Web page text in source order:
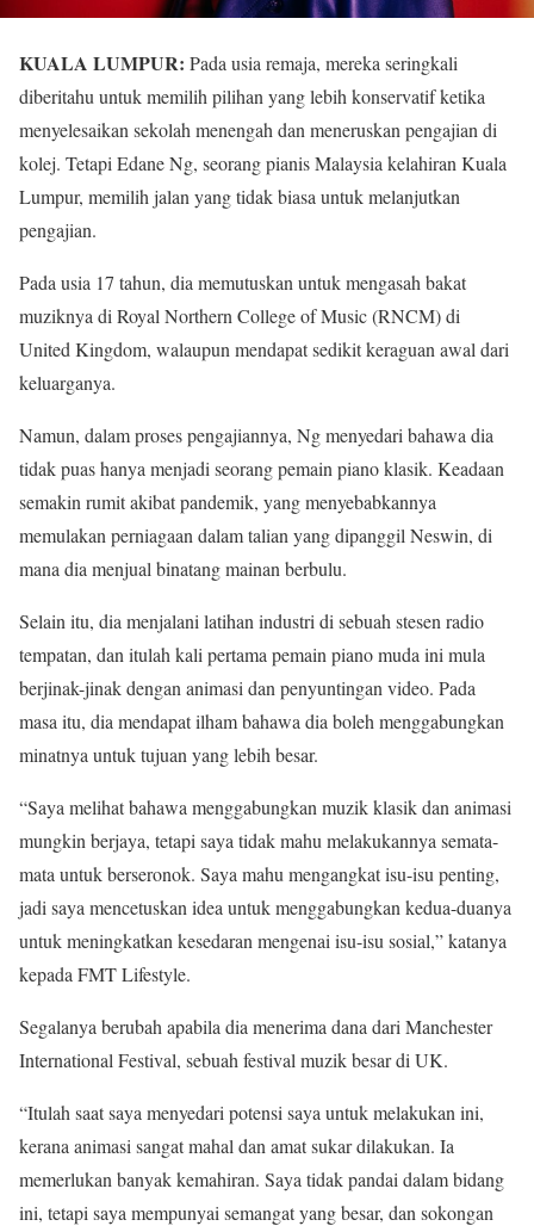
KUALA LUMPUR: Pada usia remaja, mereka seringkali
diberitahu untuk memilih pilihan yang lebih konservatif ketika
menyelesaikan sekolah menengah dan meneruskan pengajian di
kolej. Tetapi Edane Ng, seorang pianis Malaysia kelahiran Kuala
Lumpur, memilih jalan yang tidak biasa untuk melanjutkan
pengajian.
Pada usia 17 tahun, dia memutuskan untuk mengasah bakat
muziknya di Royal Northern College of Music (RNCM) di
United Kingdom, walaupun mendapat sedikit keraguan awal dari
keluarganya.
Namun, dalam proses pengajiannya, Ng menyedari bahawa dia
tidak puas hanya menjadi seorang pemain piano klasik. Keadaan
semakin rumit akibat pandemik, yang menyebabkannya
memulakan perniagaan dalam talian yang dipanggil Neswin, di
mana dia menjual binatang mainan berbulu.
Selain itu, dia menjalani latihan industri di sebuah stesen radio
tempatan, dan itulah kali pertama pemain piano muda ini mula
berjinak-jinak dengan animasi dan penyuntingan video. Pada
masa itu, dia mendapat ilham bahawa dia boleh menggabungkan
minatnya untuk tujuan yang lebih besar.
“Saya melihat bahawa menggabungkan muzik klasik dan animasi
mungkin berjaya, tetapi saya tidak mahu melakukannya semata-
mata untuk berseronok. Saya mahu mengangkat isu-isu penting,
jadi saya mencetuskan idea untuk menggabungkan kedua-duanya
untuk meningkatkan kesedaran mengenai isu-isu sosial,” katanya
kepada FMT Lifestyle.
Segalanya berubah apabila dia menerima dana dari Manchester
International Festival, sebuah festival muzik besar di UK.
“Itulah saat saya menyedari potensi saya untuk melakukan ini,
kerana animasi sangat mahal dan amat sukar dilakukan. Ia
memerlukan banyak kemahiran. Saya tidak pandai dalam bidang
ini, tetapi saya mempunyai semangat yang besar, dan sokongan